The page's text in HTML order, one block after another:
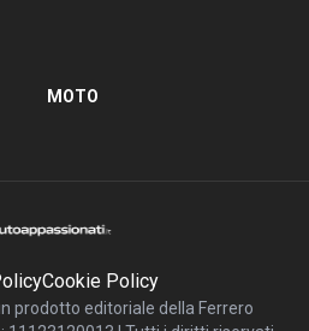
MOTO
Cookie Policy
prodotto editoriale della Ferrero